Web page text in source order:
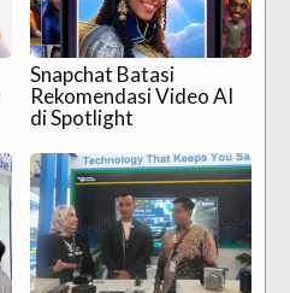
Snapchat Batasi
Rekomendasi Video AI
di Spotlight